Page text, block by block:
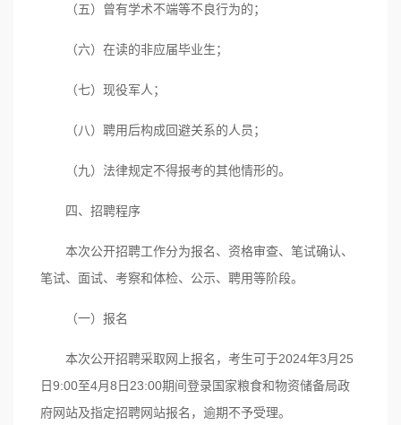
（五）曾有学术不端等不良行为的；
（六）在读的非应届毕业生；
（七）现役军人；
（八）聘用后构成回避关系的人员；
（九）法律规定不得报考的其他情形的。
四、招聘程序
本次公开招聘工作分为报名、资格审查、笔试确认、
笔试、面试、考察和体检、公示、聘用等阶段。
（一）报名
本次公开招聘采取网上报名，考生可于2024年3月25
日9:00至4月8日23:00期间登录国家粮食和物资储备局政
府网站及指定招聘网站报名，逾期不予受理。